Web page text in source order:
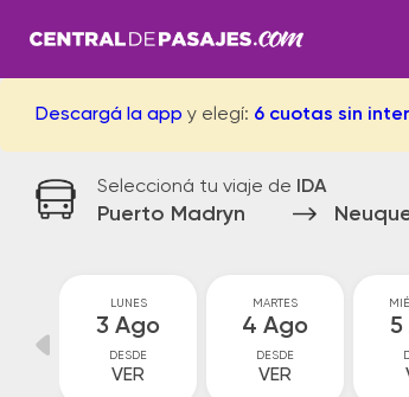
Descargá la app y elegí: 6 cuotas sin
Seleccioná tu viaje de IDA
Puerto Madryn
LUNES
3 Ago
DESDE
VER
MARTES
4 Ago
DESDE
VER
5